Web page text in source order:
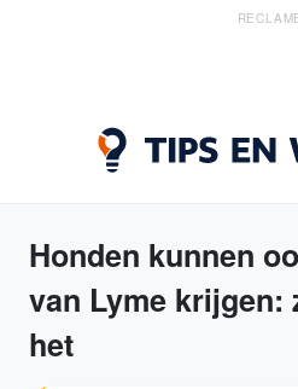
Honden kunnen
van Lyme krijgen:
het